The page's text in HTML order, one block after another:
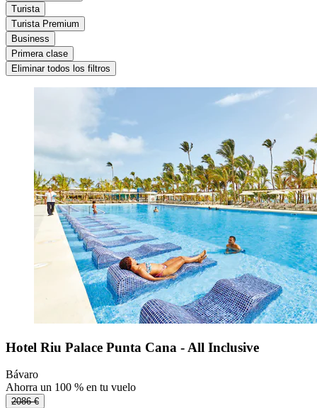
Turista
Turista Premium
Business
Primera clase
Eliminar todos los filtros
Hotel Riu Palace Punta Cana - All Inclusive
Bávaro
Ahorra un 100 % en tu vuelo
2086 €